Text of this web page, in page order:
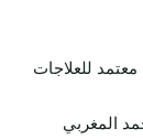
للعلاجات
المغربي